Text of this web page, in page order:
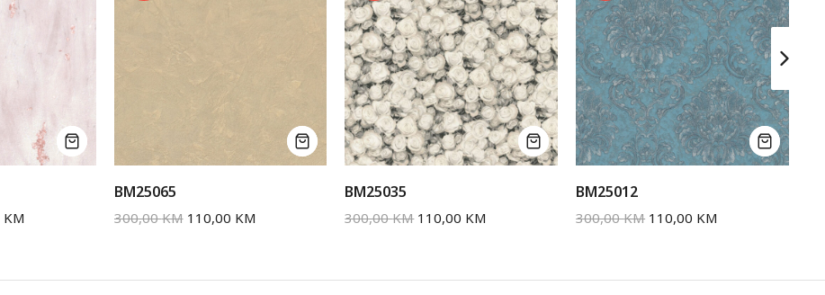
KM
BM25065
300,00KM 110,00 KM
BM25035
300,00KM 110,00 KM
BM25012
300,00KM 110,00 KM